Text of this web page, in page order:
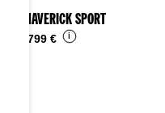
2024 MAVERICK SPORT
24.799 € i